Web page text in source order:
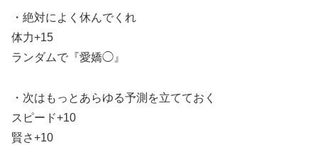
・絶対によく休んでくれ
体力+15
ランダムで『愛嬌◯』
・次はもっとあらゆる予測を立てておく
スピード+10
賢さ+10